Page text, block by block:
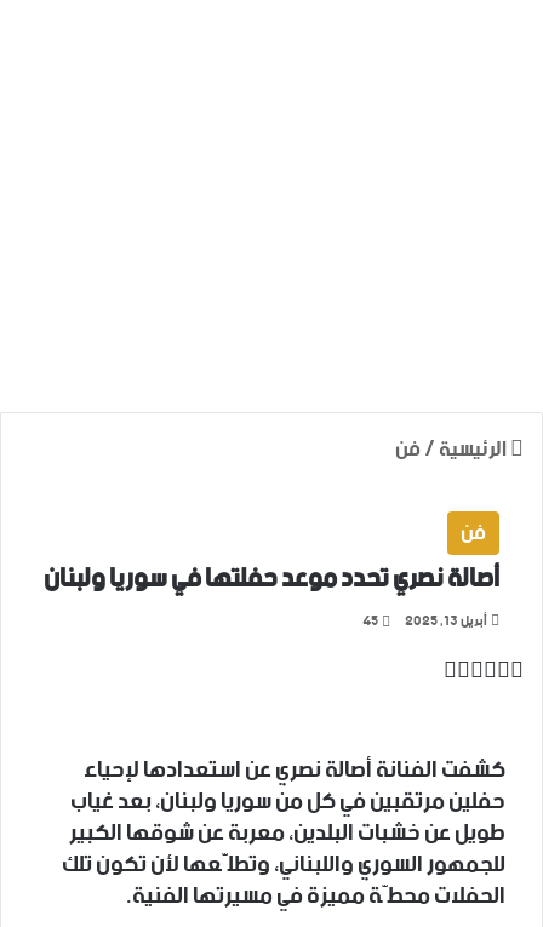
الرئيسية/فن
فن
أصالة نصري تحدد موعد حفلتها في سوريا ولبنان
أبريل 13, 2025 45
كشفت الفنانة أصالة نصري عن استعدادها لإحياء
حفلين مرتقبين في كل من سوريا ولبنان، بعد غياب
طويل عن خشبات البلدين، معربة عن شوقها الكبير
للجمهور السوري واللبناني، وتطلّعها لأن تكون تلك
الحفلات محطّة مميزة في مسيرتها الفنية.